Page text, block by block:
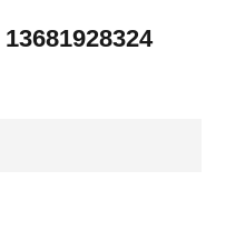
13681928324